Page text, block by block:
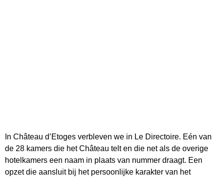
In Château d’Etoges verbleven we in Le Directoire. Eén van
de 28 kamers die het Château telt en die net als de overige
hotelkamers een naam in plaats van nummer draagt. Een
opzet die aansluit bij het persoonlijke karakter van het